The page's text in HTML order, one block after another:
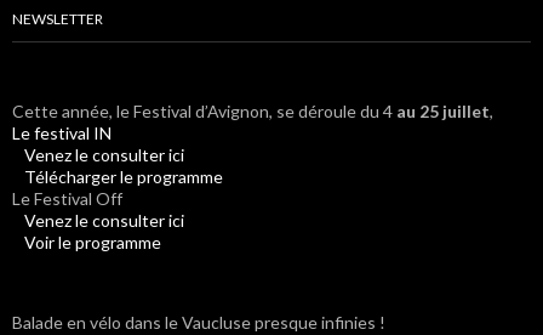
NEWSLETTER
Cette année, le Festival d’Avignon, se déroule du 4 au 25 juillet,
Le festival IN
Venez le consulter ici
Télécharger le programme
Le Festival Off
Venez le consulter ici
Voir le programme
Balade en vélo dans le Vaucluse presque infinies !